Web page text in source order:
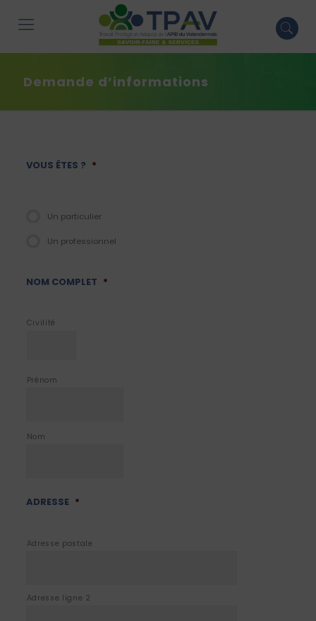
Demande d’informations
VOUS ÊTES ? *
Un particulier
Un professionnel
NOM COMPLET *
Civilité
Prénom
Nom
ADRESSE *
Adresse postale
Adresse ligne 2